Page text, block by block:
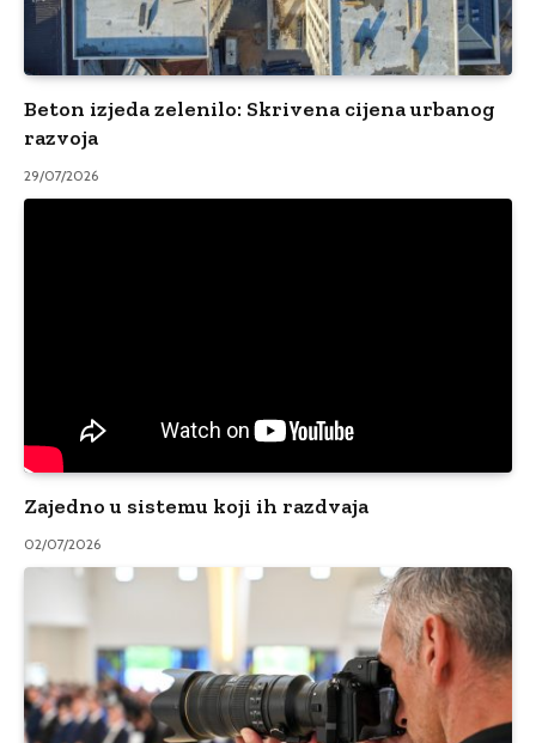
Beton izjeda zelenilo: Skrivena cijena urbanog
razvoja
29/07/2026
Zajedno u sistemu koji ih razdvaja
02/07/2026